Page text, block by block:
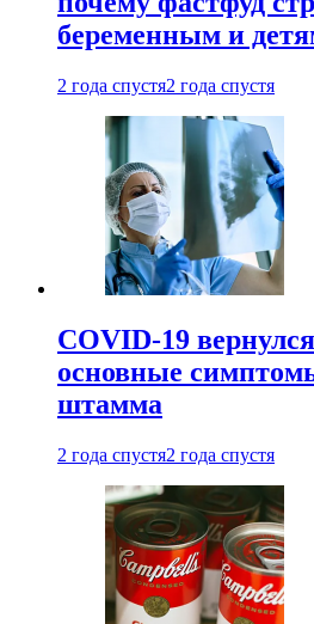
беременным и
2 года спустя2 года спустя
COVID-19
основные
штамма
2 года спустя2 года спустя